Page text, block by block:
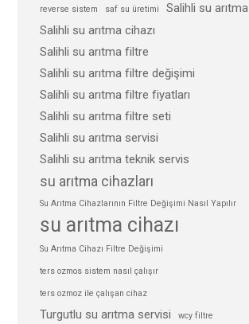
reverse sistem saf su üretimi
Salihli su arıtma
Salihli su arıtma cihazı
Salihli su arıtma filtre
Salihli su arıtma filtre değişimi
Salihli su arıtma filtre fiyatları
Salihli su arıtma filtre seti
Salihli su arıtma servisi
Salihli su arıtma teknik servis
su arıtma cihazları
Su Arıtma Cihazlarının Filtre Değişimi Nasıl Yapılır
su arıtma cihazı
Su Arıtma Cihazı Filtre Değişimi
ters ozmos sistem nasıl çalışır
ters ozmoz ile çalışan cihaz
Turgutlu su arıtma servisi wcy filtre